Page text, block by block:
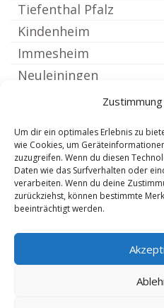
Um dir ein optimales Erlebnis zu
wie Cookies, um
zuzugreifen. Wenn du diesen
Daten wie das Surfverhalten oder
verarbeiten. Wenn du deine
zurückziehst, können bestimmte
beeinträchtigt werden.
Tiefenthal Pfalz
Kindenheim
Immesheim
Neuleiningen
Hettenleidelheim
Kleinkarlbach
Dreisen
Marnheim Pfalz
Battenberg Pfalz
Albisheim Pfrimm
Wachenheim